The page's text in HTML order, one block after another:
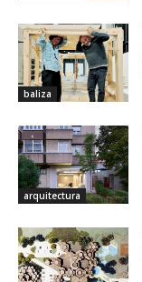
baliza
arquitectura